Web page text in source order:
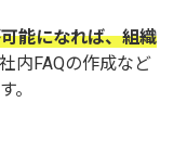
能になれば、組織
内FAQの作成など
。